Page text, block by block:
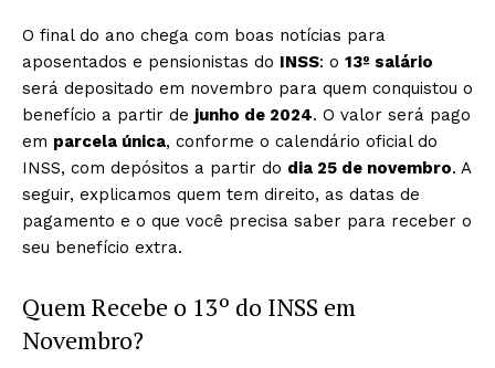
O final do ano chega com boas notícias para
aposentados e pensionistas do INSS: o 13º salário
será depositado em novembro para quem conquistou o
benefício a partir de junho de 2024. O valor será pago
em parcela única, conforme o calendário oficial do
INSS, com depósitos a partir do dia 25 de novembro. A
seguir, explicamos quem tem direito, as datas de
pagamento e o que você precisa saber para receber o
seu benefício extra.
Quem Recebe o 13º do INSS em
Novembro?